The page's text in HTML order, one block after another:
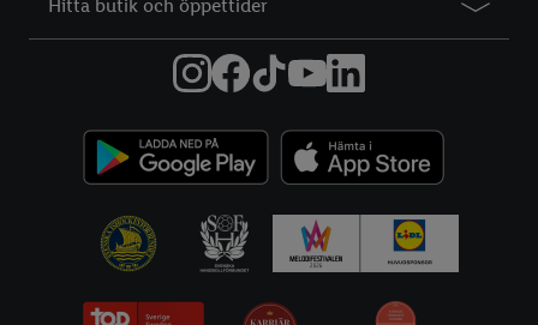
Hitta butik och öppettider